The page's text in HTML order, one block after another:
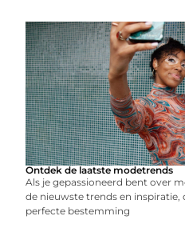
Ontdek de laatste modetrends
Als je gepassioneerd bent over
de nieuwste trends en inspiratie,
perfecte bestemming